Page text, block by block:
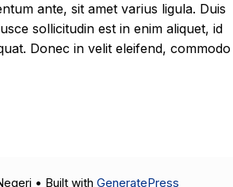
ante, sit amet varius ligula. Duis
sollicitudin est in enim aliquet, id
Donec in velit eleifend, commodo
• Built with GeneratePress